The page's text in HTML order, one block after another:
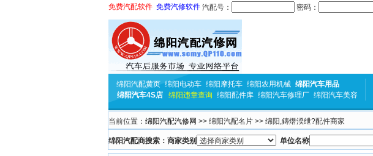
免费汽配软件 免费汽修软件 汽配号： 密码：
绵阳汽配黄页 绵阳电动车 绵阳摩托车 绵阳农用机械 绵阳汽车用品
绵阳汽车4S店
绵阳违章查询 绵阳配件库 绵阳汽车修理厂 绵阳汽车美容
当前位置： 绵阳汽配汽修网 >> 绵阳汽配名片 >> 绵阳,鏄熸湀绁?配件商家
绵阳汽配商搜索：商家类别 单位名称